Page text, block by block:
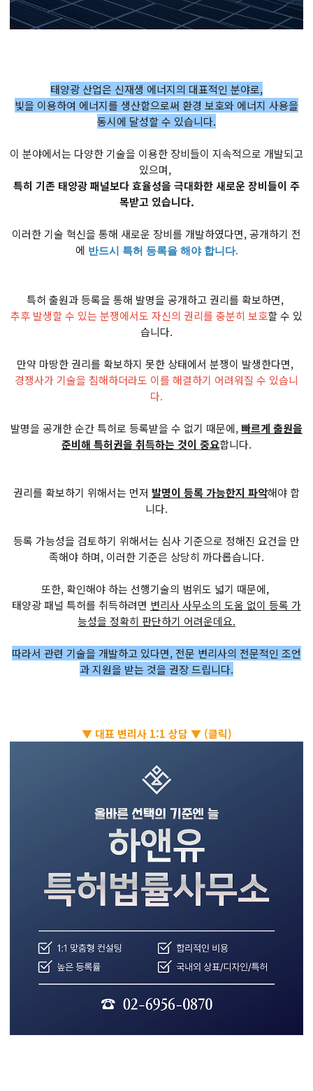
태양광 산업은 신재생 에너지의 대표적인 분야로,
빛을 이용하여 에너지를 생산함으로써 환경 보호와 에너지 사용을
동시에 달성할 수 있습니다.
이 분야에서는 다양한 기술을 이용한 장비들이 지속적으로 개발되고
있으며,
특히 기존 태양광 패널보다 효율성을 극대화한 새로운 장비들이 주
목받고 있습니다.
이러한 기술 혁신을 통해 새로운 장비를 개발하였다면, 공개하기 전
에 반드시 특허 등록을 해야 합니다.
특허 출원과 등록을 통해 발명을 공개하고 권리를 확보하면,
추후 발생할 수 있는 분쟁에서도 자신의 권리를 충분히 보호할 수 있
습니다.
만약 마땅한 권리를 확보하지 못한 상태에서 분쟁이 발생한다면,
경쟁사가 기술을 침해하더라도 이를 해결하기 어려워질 수 있습니
다.
발명을 공개한 순간 특허로 등록받을 수 없기 때문에, 빠르게 출원을
준비해 특허권을 취득하는 것이 중요합니다.
권리를 확보하기 위해서는 먼저 발명이 등록 가능한지 파악해야 합
니다.
등록 가능성을 검토하기 위해서는 심사 기준으로 정해진 요건을 만
족해야 하며, 이러한 기준은 상당히 까다롭습니다.
또한, 확인해야 하는 선행기술의 범위도 넓기 때문에,
태양광 패널 특허를 취득하려면 변리사 사무소의 도움 없이 등록 가
능성을 정확히 판단하기 어려운데요.
따라서 관련 기술을 개발하고 있다면, 전문 변리사의 전문적인 조언
과 지원을 받는 것을 권장 드립니다.
▼ 대표 변리사 1:1 상담 ▼ (클릭)